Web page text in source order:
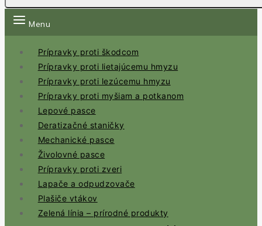
Menu
Prípravky proti škodcom
Prípravky proti lietajúcemu hmyzu
Prípravky proti lezúcemu hmyzu
Prípravky proti myšiam a potkanom
Lepové pasce
Deratizačné staničky
Mechanické pasce
Živolovné pasce
Prípravky proti zveri
Lapače a odpudzovače
Plašiče vtákov
Zelená línia – prírodné produkty